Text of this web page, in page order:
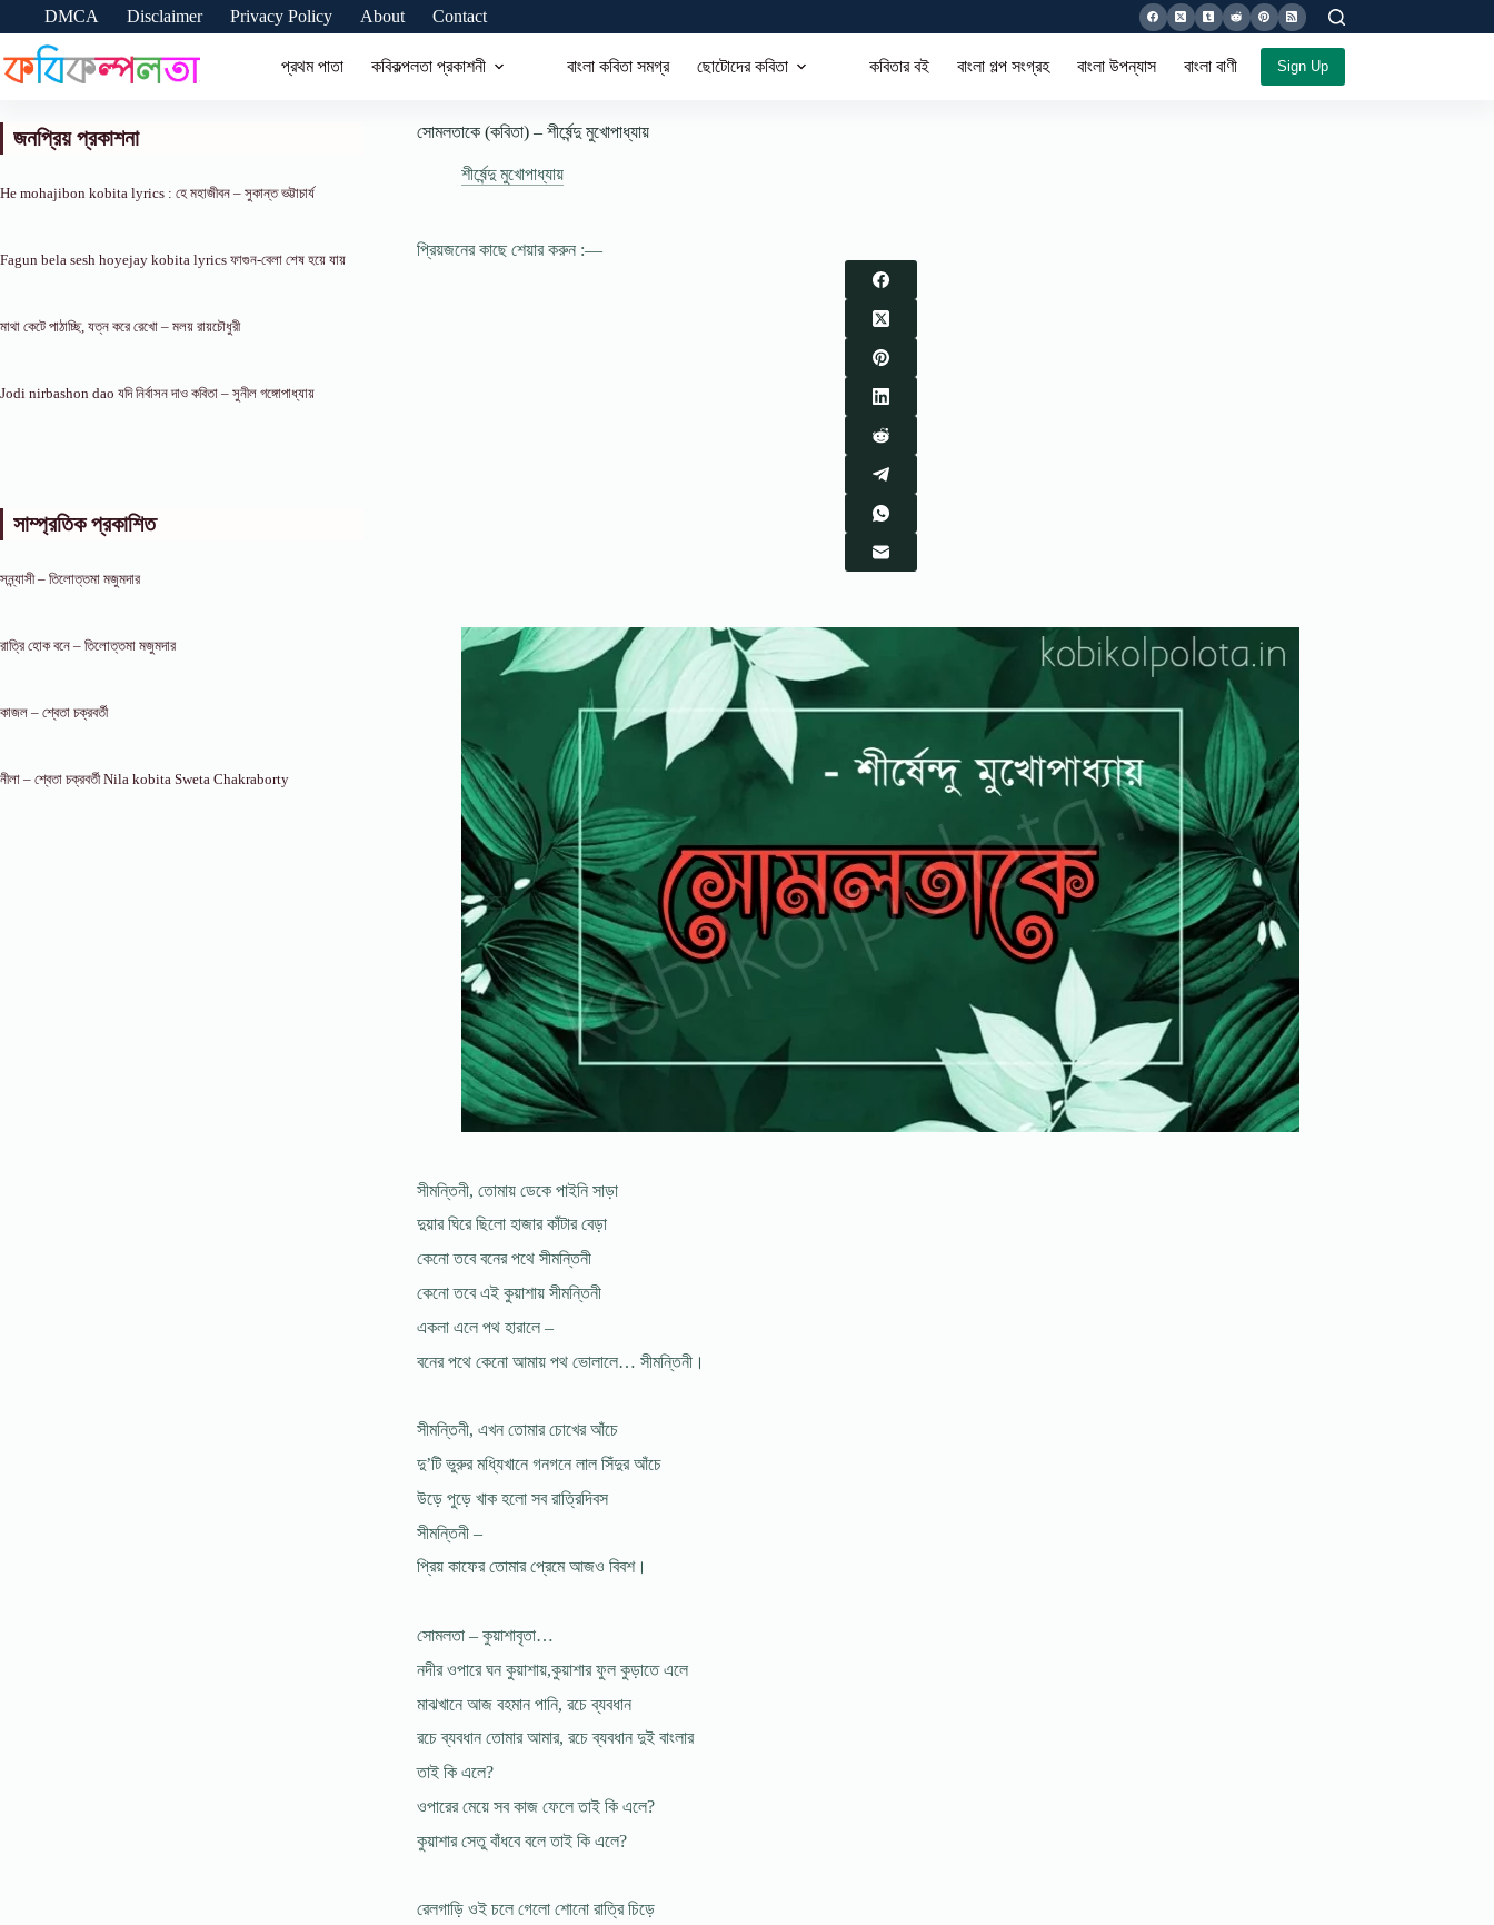
content
DMCA Disclaimer Privacy Policy About Contact
প্রথম পাতা কবিকল্পলতা প্রকাশনী বাংলা কবিতা সমগ্র ছোটোদের কবিতা কবিতার বই বাংলা গল্প সংগ্রহ বাংলা উপন্যাস বাংলা বাণী সমগ্র Sign Up
সোমলতাকে (কবিতা) – শীর্ষেন্দু মুখোপাধ্যায়
শীর্ষেন্দু মুখোপাধ্যায়
প্রিয়জনের কাছে শেয়ার করুন :—
সীমন্তিনী, তোমায় ডেকে পাইনি সাড়া
দুয়ার ঘিরে ছিলো হাজার কাঁটার বেড়া
কেনো তবে বনের পথে সীমন্তিনী
কেনো তবে এই কুয়াশায় সীমন্তিনী
একলা এলে পথ হারালে –
বনের পথে কেনো আমায় পথ ভোলালে… সীমন্তিনী।
সীমন্তিনী, এখন তোমার চোখের আঁচে
দু’টি ভুরুর মধ্যিখানে গনগনে লাল সিঁদুর আঁচে
উড়ে পুড়ে খাক হলো সব রাত্রিদিবস
সীমন্তিনী –
প্রিয় কাফের তোমার প্রেমে আজও বিবশ।
সোমলতা – কুয়াশাবৃতা…
নদীর ওপারে ঘন কুয়াশায়,কুয়াশার ফুল কুড়াতে এলে
মাঝখানে আজ বহমান পানি, রচে ব্যবধান
রচে ব্যবধান তোমার আমার, রচে ব্যবধান দুই বাংলার
তাই কি এলে?
ওপারের মেয়ে সব কাজ ফেলে তাই কি এলে?
কুয়াশার সেতু বাঁধবে বলে তাই কি এলে?
রেলগাড়ি ওই চলে গেলো শোনো রাত্রি চিড়ে
জনপ্রিয় প্রকাশনা
He mohajibon kobita lyrics : হে মহাজীবন – সুকান্ত ভট্টাচার্য
Fagun bela sesh hoyejay kobita lyrics ফাগুন-বেলা শেষ হয়ে যায়
মাথা কেটে পাঠাচ্ছি, যত্ন করে রেখো – মলয় রায়চৌধুরী
Jodi nirbashon dao যদি নির্বাসন দাও কবিতা – সুনীল গঙ্গোপাধ্যায়
সাম্প্রতিক প্রকাশিত
সন্ন্যাসী – তিলোত্তমা মজুমদার
রাত্রি হোক বনে – তিলোত্তমা মজুমদার
কাজল – শ্বেতা চক্রবর্তী
নীলা – শ্বেতা চক্রবর্তী Nila kobita Sweta Chakraborty